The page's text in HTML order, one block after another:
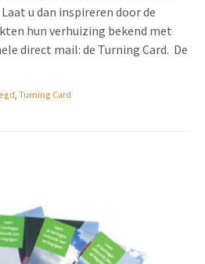
u dan inspireren door de
hun verhuizing bekend met
direct mail: de Turning Card. De
, Turning Card